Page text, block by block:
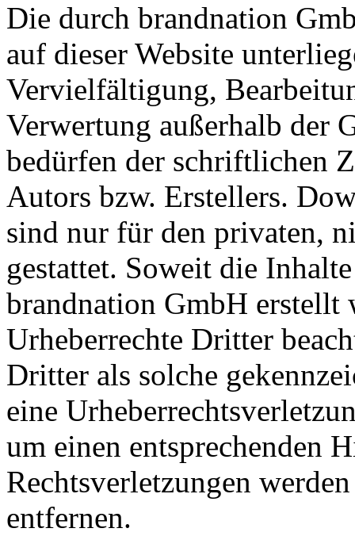
Die durch brandnation
auf dieser Website
Vervielfältigung,
Verwertung außerhalb der
bedürfen der schriftlichen
Autors bzw. Erstellers.
sind nur für den privaten,
gestattet. Soweit die
brandnation GmbH erstellt
Urheberrechte Dritter
Dritter als solche
eine
um einen entsprechenden
Rechtsverletzungen
entfernen.